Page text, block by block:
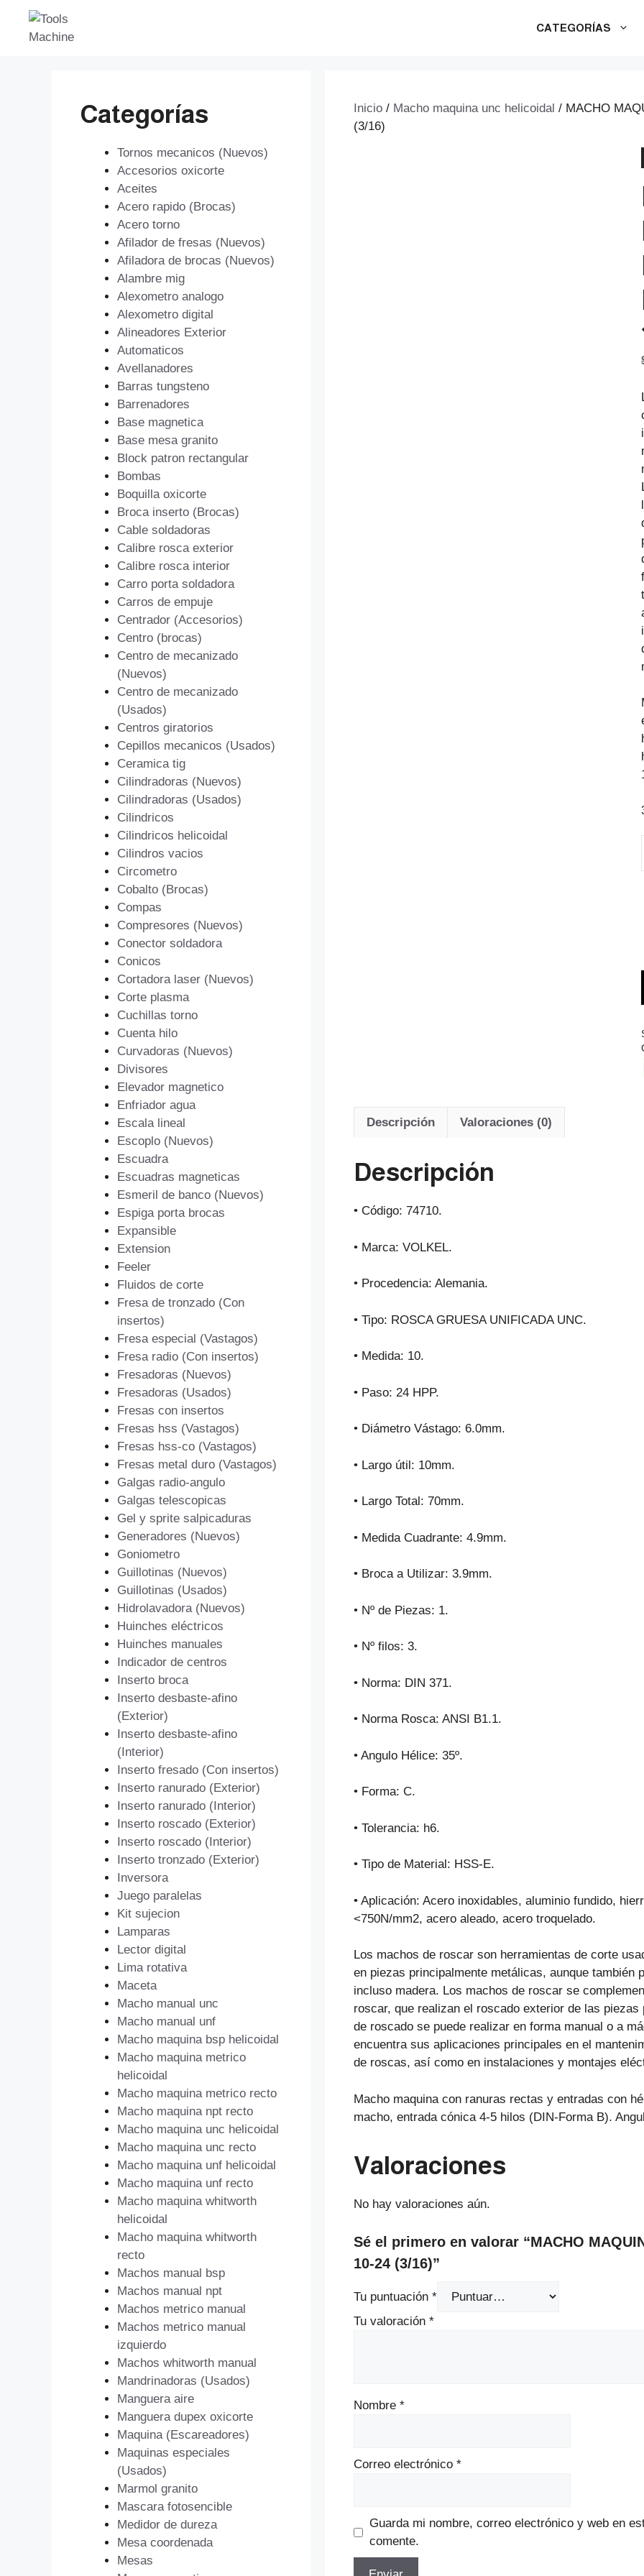
Saltar
contenido
CATEGORÍAS
Inicio / Macho maquina unc helicoidal / MACHO
(3/16)
Descripción Valoraciones (0)
Descripción
• Código: 74710.
• Marca: VOLKEL.
• Procedencia: Alemania.
• Tipo: ROSCA GRUESA UNIFICADA UNC.
• Medida: 10.
• Paso: 24 HPP.
• Diámetro Vástago: 6.0mm.
• Largo útil: 10mm.
• Largo Total: 70mm.
• Medida Cuadrante: 4.9mm.
• Broca a Utilizar: 3.9mm.
• Nº de Piezas: 1.
• Nº filos: 3.
• Norma: DIN 371.
• Norma Rosca: ANSI B1.1.
• Angulo Hélice: 35º.
• Forma: C.
• Tolerancia: h6.
• Tipo de Material: HSS-E.
• Aplicación: Acero inoxidables, aluminio fundido,
<750N/mm2, acero aleado, acero troquelado.
Los machos de roscar son herramientas de corte
en piezas principalmente metálicas, aunque también
incluso madera. Los machos de roscar se
roscar, que realizan el roscado exterior de las
de roscado se puede realizar en forma manual o a
encuentra sus aplicaciones principales en el
de roscas, así como en instalaciones y montajes
Macho maquina con ranuras rectas y entradas con
macho, entrada cónica 4-5 hilos (DIN-Forma B).
Valoraciones
No hay valoraciones aún.
Sé el primero en valorar “MACHO
10-24 (3/16)”
Tu puntuación *
Tu valoración *
Nombre *
Correo electrónico *
Guarda mi nombre, correo electrónico y web en
comente.
Categorías
Tornos mecanicos (Nuevos)
Accesorios oxicorte
Aceites
Acero rapido (Brocas)
Acero torno
Afilador de fresas (Nuevos)
Afiladora de brocas (Nuevos)
Alambre mig
Alexometro analogo
Alexometro digital
Alineadores Exterior
Automaticos
Avellanadores
Barras tungsteno
Barrenadores
Base magnetica
Base mesa granito
Block patron rectangular
Bombas
Boquilla oxicorte
Broca inserto (Brocas)
Cable soldadoras
Calibre rosca exterior
Calibre rosca interior
Carro porta soldadora
Carros de empuje
Centrador (Accesorios)
Centro (brocas)
Centro de mecanizado
(Nuevos)
Centro de mecanizado
(Usados)
Centros giratorios
Cepillos mecanicos (Usados)
Ceramica tig
Cilindradoras (Nuevos)
Cilindradoras (Usados)
Cilindricos
Cilindricos helicoidal
Cilindros vacios
Circometro
Cobalto (Brocas)
Compas
Compresores (Nuevos)
Conector soldadora
Conicos
Cortadora laser (Nuevos)
Corte plasma
Cuchillas torno
Cuenta hilo
Curvadoras (Nuevos)
Divisores
Elevador magnetico
Enfriador agua
Escala lineal
Escoplo (Nuevos)
Escuadra
Escuadras magneticas
Esmeril de banco (Nuevos)
Espiga porta brocas
Expansible
Extension
Feeler
Fluidos de corte
Fresa de tronzado (Con
insertos)
Fresa especial (Vastagos)
Fresa radio (Con insertos)
Fresadoras (Nuevos)
Fresadoras (Usados)
Fresas con insertos
Fresas hss (Vastagos)
Fresas hss-co (Vastagos)
Fresas metal duro (Vastagos)
Galgas radio-angulo
Galgas telescopicas
Gel y sprite salpicaduras
Generadores (Nuevos)
Goniometro
Guillotinas (Nuevos)
Guillotinas (Usados)
Hidrolavadora (Nuevos)
Huinches eléctricos
Huinches manuales
Indicador de centros
Inserto broca
Inserto desbaste-afino
(Exterior)
Inserto desbaste-afino
(Interior)
Inserto fresado (Con insertos)
Inserto ranurado (Exterior)
Inserto ranurado (Interior)
Inserto roscado (Exterior)
Inserto roscado (Interior)
Inserto tronzado (Exterior)
Inversora
Juego paralelas
Kit sujecion
Lamparas
Lector digital
Lima rotativa
Maceta
Macho manual unc
Macho manual unf
Macho maquina bsp helicoidal
Macho maquina metrico
helicoidal
Macho maquina metrico recto
Macho maquina npt recto
Macho maquina unc helicoidal
Macho maquina unc recto
Macho maquina unf helicoidal
Macho maquina unf recto
Macho maquina whitworth
helicoidal
Macho maquina whitworth
recto
Machos manual bsp
Machos manual npt
Machos metrico manual
Machos metrico manual
izquierdo
Machos whitworth manual
Mandrinadoras (Usados)
Manguera aire
Manguera dupex oxicorte
Maquina (Escareadores)
Maquinas especiales
(Usados)
Marmol granito
Mascara fotosencible
Medidor de dureza
Mesa coordenada
Mesas